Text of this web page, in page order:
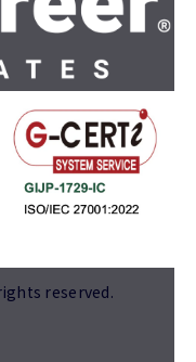
reserved.